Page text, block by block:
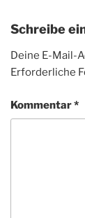
Schreibe
Deine E-Mail-
Erforderliche
Kommentar*